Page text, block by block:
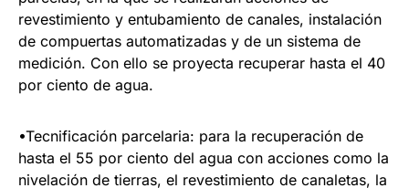
revestimiento y entubamiento de canales, instalación
de compuertas automatizadas y de un sistema de
medición. Con ello se proyecta recuperar hasta el 40
por ciento de agua.
•Tecnificación parcelaria: para la recuperación de
hasta el 55 por ciento del agua con acciones como la
nivelación de tierras, el revestimiento de canaletas, la